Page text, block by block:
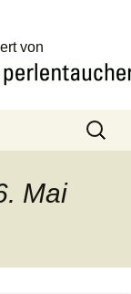
von
Suchen
nach:
Mai